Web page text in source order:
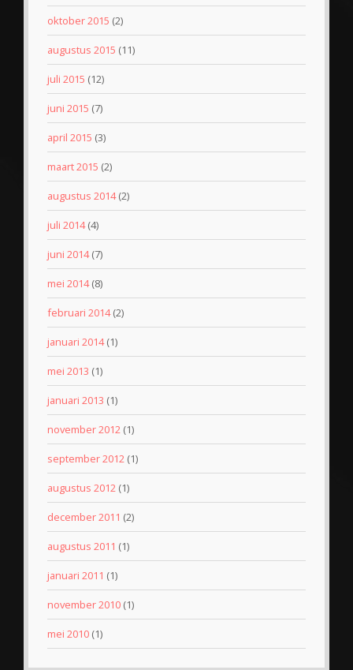
oktober 2015 (2)
augustus 2015 (11)
juli 2015 (12)
juni 2015 (7)
april 2015 (3)
maart 2015 (2)
augustus 2014(2)
juli 2014(4)
juni 2014(7)
mei 2014(8)
februari 2014(2)
januari 2014(1)
mei 2013 (1)
januari 2013 (1)
november 2012 (1)
september 2012 (1)
augustus 2012 (1)
december 2011 (2)
augustus 2011 (1)
januari 2011 (1)
november 2010 (1)
mei 2010 (1)